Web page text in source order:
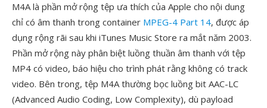
M4A là phần mở rộng tệp ưa thích của Apple cho nội dung
chỉ có âm thanh trong container MPEG-4 Part 14, được áp
dụng rộng rãi sau khi iTunes Music Store ra mắt năm 2003.
Phần mở rộng này phân biệt luồng thuần âm thanh với tệp
MP4 có video, báo hiệu cho trình phát rằng không có track
video. Bên trong, tệp M4A thường bọc luồng bit AAC-LC
(Advanced Audio Coding, Low Complexity), dù payload